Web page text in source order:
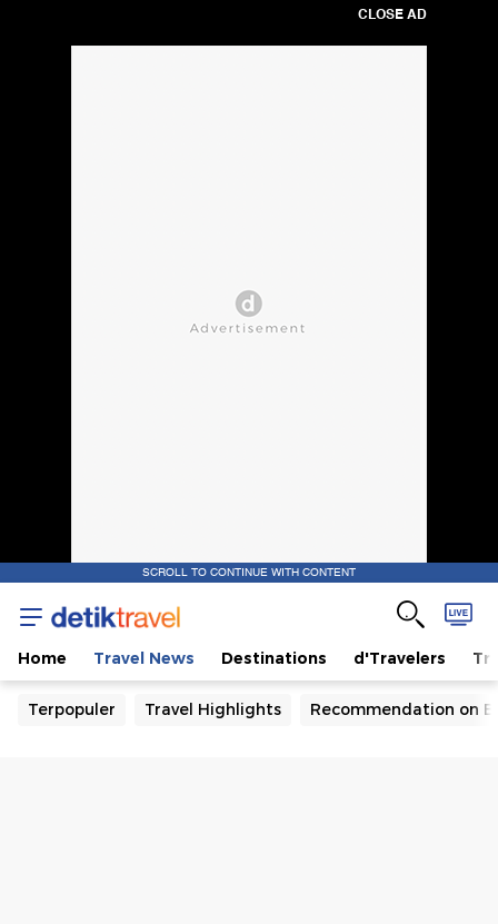
CLOSE AD
SCROLL TO CONTINUE WITH CONTENT
Home Travel News Destinations d'Travelers
Terpopuler Travel Highlights Recommendation on